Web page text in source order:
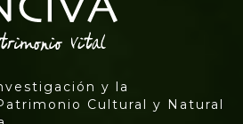
y la
Cultural y Natural